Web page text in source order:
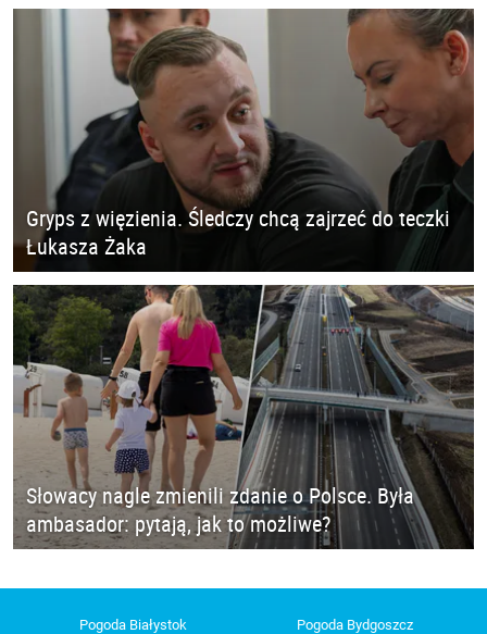
Gryps z więzienia. Śledczy chcą zajrzeć do teczki
Łukasza Żaka
Słowacy nagle zmienili zdanie o Polsce. Była
ambasador: pytają, jak to możliwe?
Pogoda Białystok Pogoda Bydgoszcz